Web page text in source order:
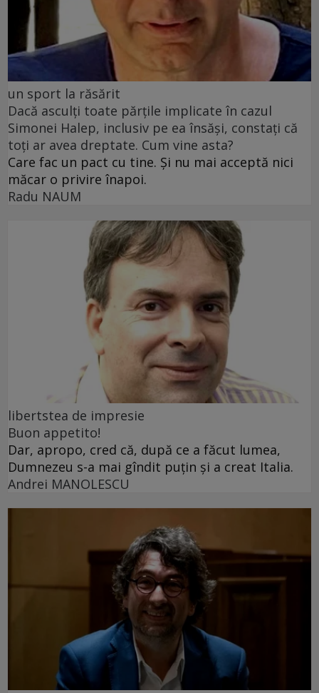
un sport la răsărit
Dacă asculți toate părțile implicate în cazul
Simonei Halep, inclusiv pe ea însăși, constați că
toți ar avea dreptate. Cum vine asta?
Care fac un pact cu tine. Și nu mai acceptă nici
măcar o privire înapoi.
Radu NAUM
libertstea de impresie
Buon appetito!
Dar, apropo, cred că, după ce a făcut lumea,
Dumnezeu s-a mai gîndit puțin și a creat Italia.
Andrei MANOLESCU